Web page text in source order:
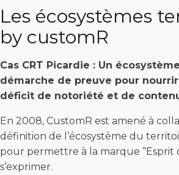
Les écosystèmes
by customR
Cas CRT Picardie : Un
démarche de preuve pour
déficit de notoriété et de
En 2008, CustomR est amené à
définition de l’écosystème du
pour permettre à la marque “Esprit
s’exprimer.